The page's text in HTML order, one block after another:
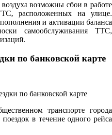
возможны сбои в работе
расположенных на улице.
и активации баланса
самообслуживания ТТС,
по банковской карте
транспорте города
в течение одного рейса